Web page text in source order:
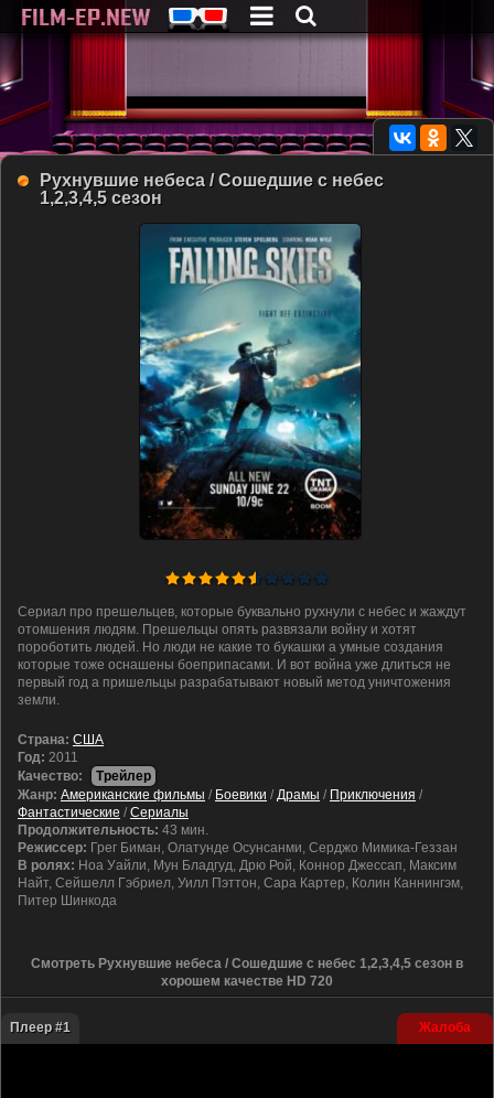
Рухнувшие небеса / Сошедшие с небес
1,2,3,4,5 сезон
Сериал про прешельцев, которые буквально рухнули с небес и жаждут
отомшения людям. Прешельцы опять развязали войну и хотят
пороботить людей. Но люди не какие то букашки а умные создания
которые тоже оснашены боеприпасами. И вот война уже длиться не
первый год а пришельцы разрабатывают новый метод уничтожения
земли.
Cтрана: США
Год: 2011
Качество:
Трейлер
Жанр: Американские фильмы / Боевики / Драмы / Приключения /
Фантастические / Сериалы
Продолжительность: 43 мин.
Режиссер: Грег Биман, Олатунде Осунсанми, Серджо Мимика-Геззан
В ролях: Ноа Уайли, Мун Бладгуд, Дрю Рой, Коннор Джессап, Максим
Найт, Сейшелл Гэбриел, Уилл Пэттон, Сара Картер, Колин Каннингэм,
Питер Шинкода
Смотреть Рухнувшие небеса / Сошедшие с небес 1,2,3,4,5 сезон в
хорошем качестве HD 720
Плеер #1 Жалоба